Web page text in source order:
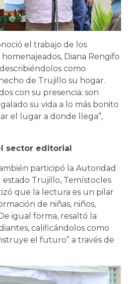
el trabajo de los
Diana Rengifo
como
de Trujillo su hogar.
con su presencia; son
su vida a lo más bonito
el lugar a donde llega”,
sector editorial
participó la Autoridad
Trujillo, Temístocles
que la lectura es un pilar
de niñas, niños,
igual forma, resaltó la
calificándolos como
el futuro” a través de